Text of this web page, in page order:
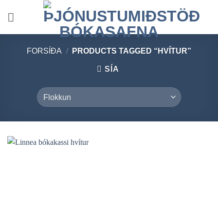
FORSÍÐA / PRODUCTS TAGGED “HVÍTUR”
SÍA